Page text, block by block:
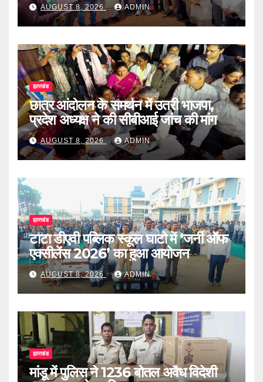
AUGUST 8, 2026 ADMIN
झारखंड
छात्र आंदोलन के समर्थन में उतरी भाजपा,
प्रदेश अध्यक्ष ने की सीबीआई जांच की मांग
AUGUST 8, 2026 ADMIN
झारखंड
टाटा डीएवी पब्लिक स्कूल घाटो में ‘जर्नी ऑफ
एक्सीलेंस 2026’ का हुआ आयोजन
AUGUST 8, 2026 ADMIN
झारखंड
मांडू में पुलिस ने 1236 बोतल अवैध विदेशी